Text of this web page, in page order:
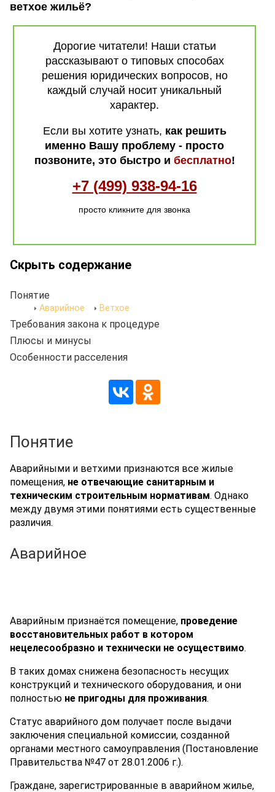
ветхое жильё?
Дорогие читатели! Наши статьи
рассказывают о типовых способах
решения юридических вопросов, но
каждый случай носит уникальный
характер.
Если вы хотите узнать, как решить
именно Вашу проблему - просто
позвоните, это быстро и бесплатно!
+7 (499) 938-94-16
просто кликните для звонка
Скрыть содержание
Понятие
Аварийное Ветхое
Требования закона к процедуре
Плюсы и минусы
Особенности расселения
Понятие
Аварийными и ветхими признаются все жилые
помещения, не отвечающие санитарным и
техническим строительным нормативам. Однако
между двумя этими понятиями есть существенные
различия.
Аварийное
Аварийным признаётся помещение, проведение
восстановительных работ в котором
нецелесообразно и технически не осуществимо.
В таких домах снижена безопасность несущих
конструкций и технического оборудования, и они
полностью не пригодны для проживания.
Статус аварийного дом получает после выдачи
заключения специальной комиссии, созданной
органами местного самоуправления (Постановление
Правительства №47 от 28.01.2006 г.).
Граждане, зарегистрированные в аварийном жилье,